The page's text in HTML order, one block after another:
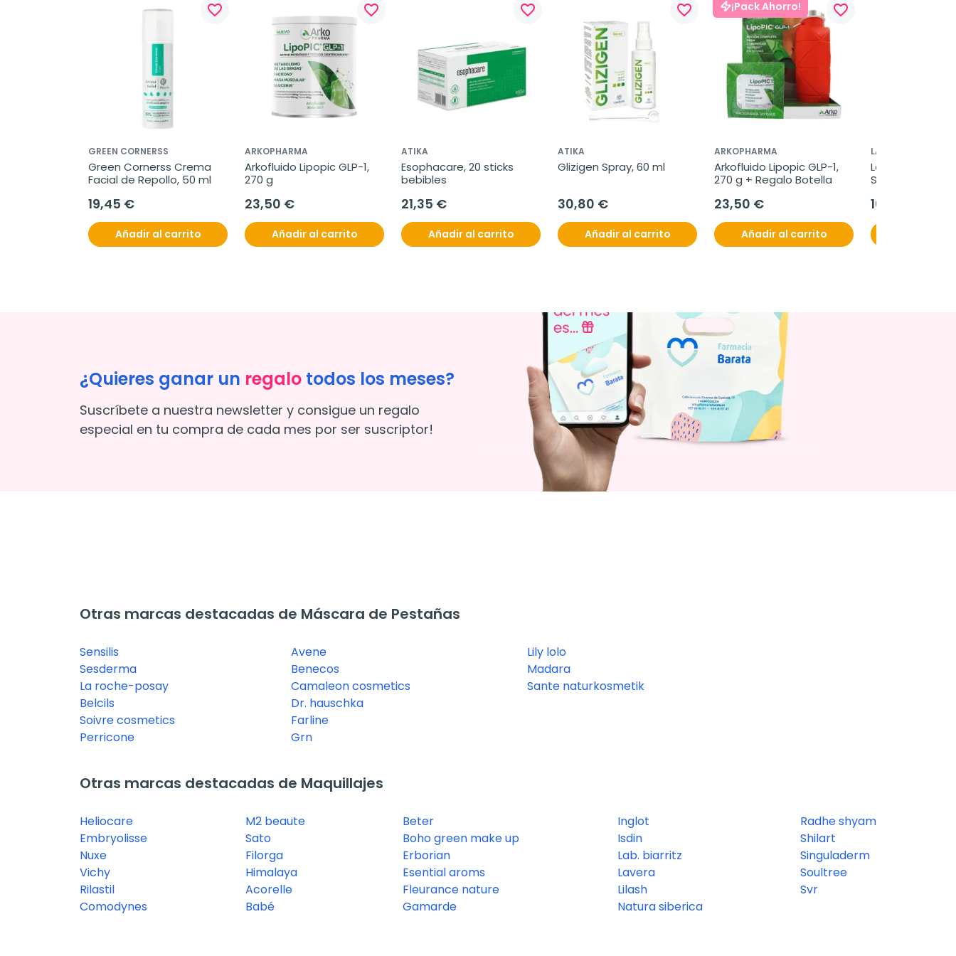
favorite_border
GREEN CORNERSS
Green Cornerss Crema
Facial de Repollo, 50 ml
19,45 €
Añadir al carrito
favorite_border
ARKOPHARMA
Arkofluido Lipopic GLP-1,
270 g
23,50 €
Añadir al carrito
favorite_border
ATIKA
Esophacare, 20 sticks
bebibles
21,35 €
Añadir al carrito
favorite_border
ATIKA
Glizigen Spray, 60 ml
30,80 €
Añadir al carrito
¡Pack Ahorro! favorite_border
ARKOPHARMA
Arkofluido Lipopic GLP-1,
270 g + Regalo Botella
23,50 €
Añadir al carrito
LAZARTIGUE
Lazartigue
SPF50+, 100 ml
16,95 €
¿Quieres ganar un regalo todos los meses?
Suscríbete a nuestra newsletter y consigue un regalo
especial en tu compra de cada mes por ser suscriptor!
Otras marcas destacadas de Máscara de Pestañas
Sensilis
Sesderma
La roche-posay
Belcils
Soivre cosmetics
Perricone
Avene
Benecos
Camaleon cosmetics
Dr. hauschka
Farline
Grn
Lily lolo
Madara
Sante naturkosmetik
Otras marcas destacadas de Maquillajes
Heliocare
Embryolisse
Nuxe
Vichy
Rilastil
Comodynes
M2 beaute
Sato
Filorga
Himalaya
Acorelle
Babé
Beter
Boho green make up
Erborian
Esential aroms
Fleurance nature
Gamarde
Inglot
Isdin
Lab. biarritz
Lavera
Lilash
Natura siberica
Radhe shyam
Shilart
Singuladerm
Soultree
Svr